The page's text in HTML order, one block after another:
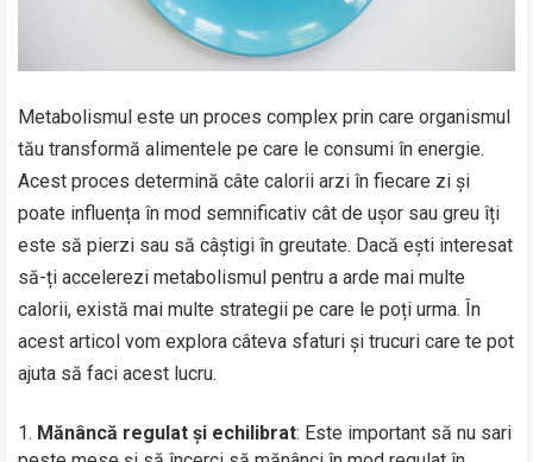
Metabolismul este un proces complex prin care organismul
tău transformă alimentele pe care le consumi în energie.
Acest proces determină câte calorii arzi în fiecare zi și
poate influența în mod semnificativ cât de ușor sau greu îți
este să pierzi sau să câștigi în greutate. Dacă ești interesat
să-ți accelerezi metabolismul pentru a arde mai multe
calorii, există mai multe strategii pe care le poți urma. În
acest articol vom explora câteva sfaturi și trucuri care te pot
ajuta să faci acest lucru.
Mănâncă regulat și echilibrat: Este important să nu sari